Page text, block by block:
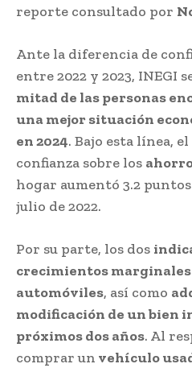
reporte consultado por
Ante la diferencia de
entre 2022 y 2023, INEGI
mitad de las personas
una mejor situación
en 2024. Bajo esta línea,
confianza sobre los
hogar aumentó 3.2
julio de 2022.
Por su parte, los dos
crecimientos marginales
automóviles, así como
modificación de un bien
próximos dos años. Al
comprar un vehículo